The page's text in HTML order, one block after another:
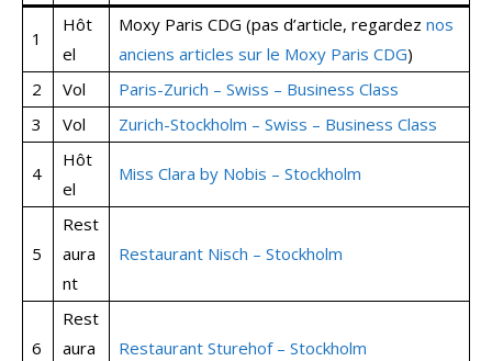
1
Hôt
el
Moxy Paris CDG (pas d’article, regardez nos
anciens articles sur le Moxy Paris CDG)
2
Vol
Paris-Zurich – Swiss – Business Class
3
Vol Zurich-Stockholm – Swiss – Business Class
4
Hôt
el
Miss Clara by Nobis – Stockholm
5
Rest
aura
nt
Restaurant Nisch – Stockholm
6
Rest
aura
Restaurant Sturehof – Stockholm